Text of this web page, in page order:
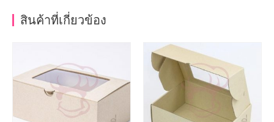
สินค้าที่เกี่ยวข้อง